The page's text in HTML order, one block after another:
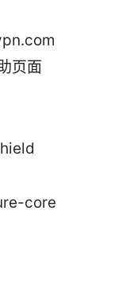
页面
core